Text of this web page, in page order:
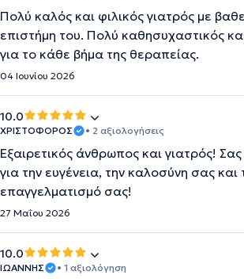
Πολύ καλός και φιλικός γιατρός με
επιστήμη του. Πολύ καθησυχαστικός
για το κάθε βήμα της θεραπείας.
04 Ιουνίου 2026
10.0
ΧΡΙΣΤΟΦΟΡΟΣ • 2 αξιολογήσεις
Εξαιρετικός άνθρωπος και γιατρός!
για την ευγένεια, την καλοσύνη σας και
επαγγελματισμό σας!
27 Μαΐου 2026
10.0
ΙΩΑΝΝΗΣ • 1 αξιολόγηση